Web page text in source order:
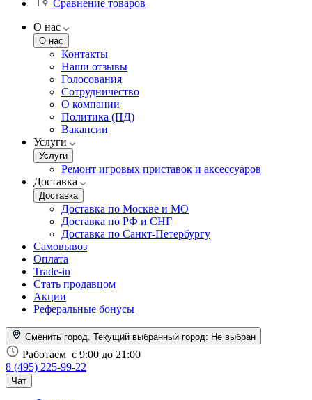
Сравнение товаров
О нас
О нас
Контакты
Наши отзывы
Голосования
Сотрудничество
О компании
Политика (ПД)
Вакансии
Услуги
Услуги
Ремонт игровых приставок и аксессуаров
Доставка
Доставка
Доставка по Москве и МО
Доставка по РФ и СНГ
Доставка по Санкт-Петербургу
Самовывоз
Оплата
Trade-in
Стать продавцом
Акции
Реферальные бонусы
Сменить город. Текущий выбранный город: Не выбран
Работаем с 9:00 до 21:00
8 (495) 225-99-22
Чат